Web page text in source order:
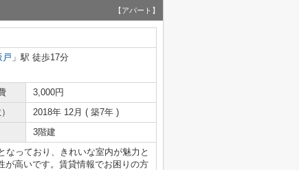
【アパート】
戸 」駅 徒歩17分
3,000円
2018年 12月 ( 築7年 )
3階建
なっており、きれいな室内が魅力と
が高いです。賃貸情報でお困りの方